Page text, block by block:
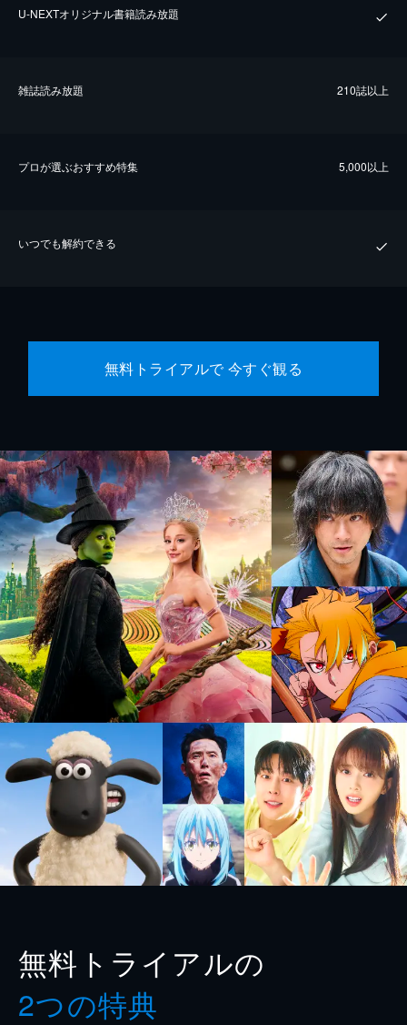
U-NEXTオリジナル書籍読み放題
雑誌読み放題 210誌以上
プロが選ぶおすすめ特集 5,000以上
いつでも解約できる
無料トライアルで 今すぐ観る
無料トライアルの
2つの特典